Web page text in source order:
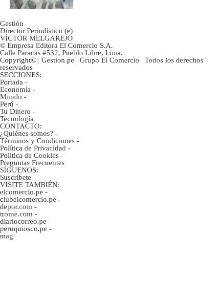
Gestión
Director Periodístico (e)
VÍCTOR MELGAREJO
© Empresa Editora El Comercio S.A.
Calle Paracas #532, Pueblo Libre, Lima.
Copyright© | Gestion.pe | Grupo El Comercio | Todos los derechos
reservados
SECCIONES:
Portada -
Economía -
Mundo -
Perú -
Tu Dinero -
Tecnología
CONTACTO:
¿Quiénes somos? -
Términos y Condiciones -
Política de Privacidad -
Politica de Cookies -
Preguntas Frecuentes
SÍGUENOS:
Suscríbete
VISITE TAMBIÉN:
elcomercio.pe -
clubelcomercio.pe -
depor.com -
trome.com -
diariocorreo.pe -
peruquiosco.pe -
mag